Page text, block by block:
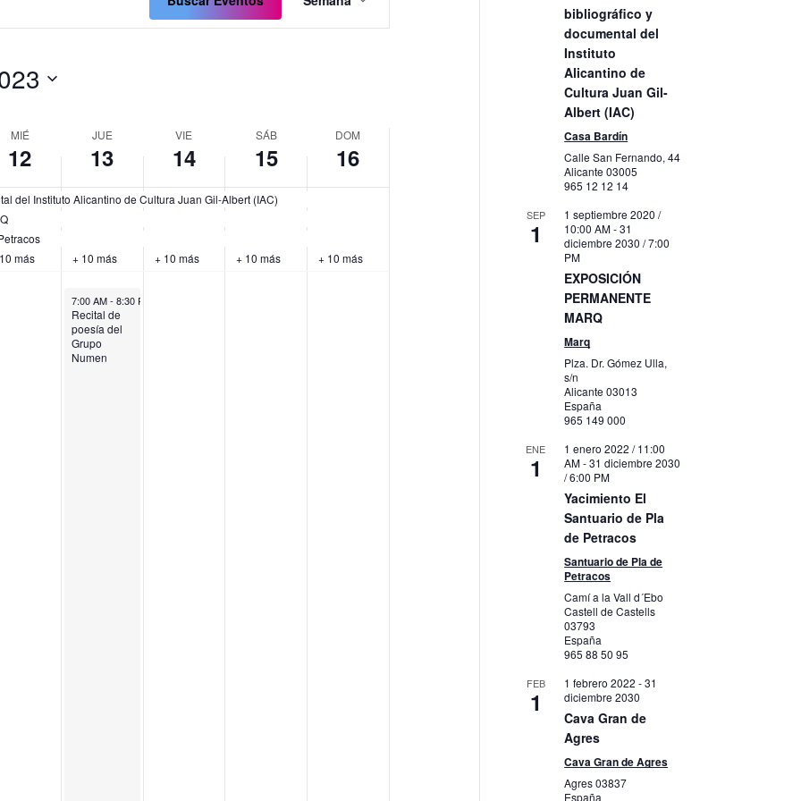
MIÉ
12
JUE
13
VIE
14
SÁB
15
DOM
16
del Instituto Alicantino de Cultura Juan Gil-Albert (IAC)
más + 10 más + 10 más + 10 más + 10 más
13,
July 13, 2023
7:00 AM- 8:30 PM
Recital de
poesía del
Grupo
Numen
julio
14,
events
julio
15,
events
16,
bibliográfico y
documental del
Instituto
Alicantino de
Cultura Juan Gil-
Albert (IAC)
Casa Bardín
Calle San Fernando, 44
Alicante03005
965 12 12 14
SEP
1
1 septiembre 2020 /
10:00 AM-31
diciembre 2030 / 7:00
PM
EXPOSICIÓN
PERMANENTE
MARQ
Marq
Plza. Dr. Gómez Ulla,
s/n
Alicante03013
España
965 149 000
ENE
1
1 enero 2022 / 11:00
AM-31 diciembre 2030
/ 6:00 PM
Yacimiento El
Santuario de Pla
de Petracos
Santuario de Pla de
Petracos
Camí a la Vall d´Ebo
Castell de Castells
03793
España
965 88 50 95
FEB
1
1 febrero 2022 -31
diciembre 2030
Cava Gran de
Agres
Cava Gran de Agres
Agres03837
España